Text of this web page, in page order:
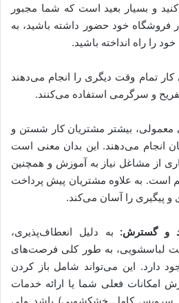
و بسیار بعید است که شما مجبور
در فروشگاه خود حضور داشته باشید، به
را راه انداخته باشید.
تمام وقت دیگری را انجام می‌دهند
و سرگرمی استفاده می‌کنند.
بیشتر مشتریان کار شستن و
انجام می‌دهند. این بدان معنی است
از مشاغل نیاز به آموزش و همچنین
است. به علاوه مشتریان پیش پرداخت
و پیگیری را آسان می‌کند.
و گسترش: به دلیل انعطاف‌پذیری،
لباسشویی، به طور کلی فرصت‌های
دارد. این می‌تواند شامل باز کردن
امکانات فعلی شما یا ارائه خدمات